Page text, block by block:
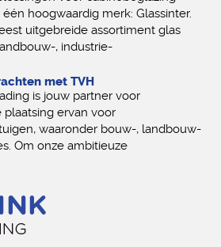
hoogwaardig merk: Glassinter.
uitgebreide assortiment glas
, industrie-
met TVH
is jouw partner voor
ervan voor
waaronder bouw-, landbouw-
Om onze ambitieuze